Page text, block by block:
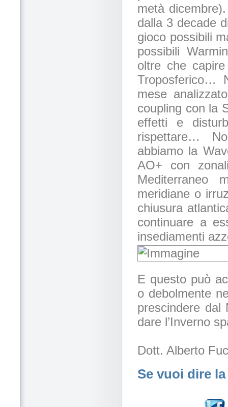
metà
dalla 3 decade
gioco possibili
possibili
oltre che capire
Troposferico…
mese
coupling con la
effetti e
rispettare…
abbiamo la
AO+ con
Mediterraneo
meridiane o
chiusura
continuare a
insediamenti
E questo può
o debolmente
prescindere
dare l’Inverno
Dott. Alberto
Se vuoi dire